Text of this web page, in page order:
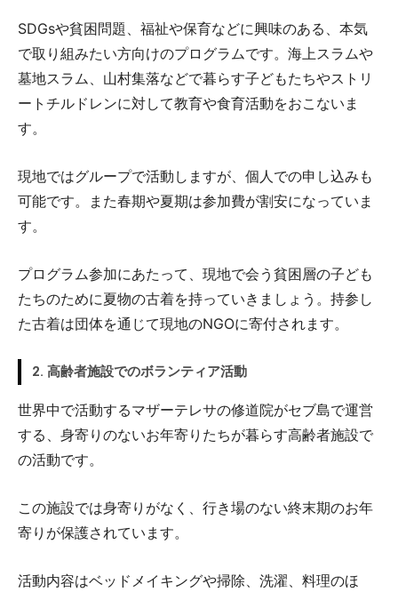
SDGsや貧困問題、福祉や保育などに興味のある、本気
で取り組みたい方向けのプログラムです。海上スラムや
墓地スラム、山村集落などで暮らす子どもたちやストリ
ートチルドレンに対して教育や食育活動をおこないま
す。
現地ではグループで活動しますが、個人での申し込みも
可能です。また春期や夏期は参加費が割安になっていま
す。
プログラム参加にあたって、現地で会う貧困層の子ども
たちのために夏物の古着を持っていきましょう。持参し
た古着は団体を通じて現地のNGOに寄付されます。
2. 高齢者施設でのボランティア活動
世界中で活動するマザーテレサの修道院がセブ島で運営
する、身寄りのないお年寄りたちが暮らす高齢者施設で
の活動です。
この施設では身寄りがなく、行き場のない終末期のお年
寄りが保護されています。
活動内容はベッドメイキングや掃除、洗濯、料理のほ